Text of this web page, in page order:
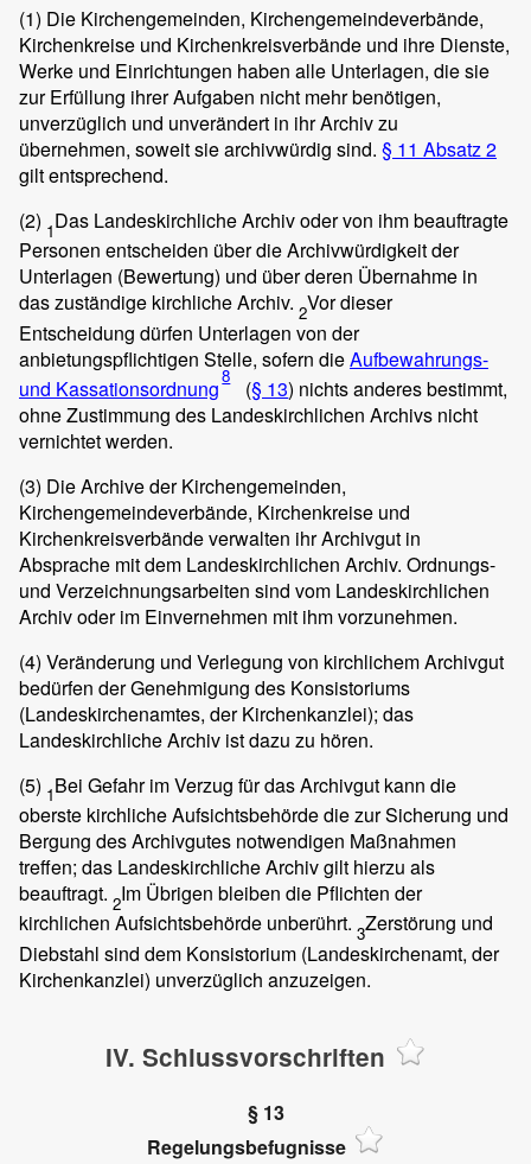
(1) Die Kirchengemeinden, Kirchengemeindeverbände,
Kirchenkreise und Kirchenkreisverbände und ihre Dienste,
Werke und Einrichtungen haben alle Unterlagen, die sie
zur Erfüllung ihrer Aufgaben nicht mehr benötigen,
unverzüglich und unverändert in ihr Archiv zu
übernehmen, soweit sie archivwürdig sind. § 11 Absatz 2
gilt entsprechend.
(2) 1Das Landeskirchliche Archiv oder von ihm beauftragte
Personen entscheiden über die Archivwürdigkeit der
Unterlagen (Bewertung) und über deren Übernahme in
das zuständige kirchliche Archiv. 2Vor dieser
Entscheidung dürfen Unterlagen von der
anbietungspflichtigen Stelle, sofern dieAufbewahrungs-
und Kassationsordnung8 (§ 13) nichts anderes bestimmt,
ohne Zustimmung des Landeskirchlichen Archivs nicht
vernichtet werden.
(3) Die Archive der Kirchengemeinden,
Kirchengemeindeverbände, Kirchenkreise und
Kirchenkreisverbände verwalten ihr Archivgut in
Absprache mit dem Landeskirchlichen Archiv. Ordnungs-
und Verzeichnungsarbeiten sind vom Landeskirchlichen
Archiv oder im Einvernehmen mit ihm vorzunehmen.
(4) Veränderung und Verlegung von kirchlichem Archivgut
bedürfen der Genehmigung des Konsistoriums
(Landeskirchenamtes, der Kirchenkanzlei); das
Landeskirchliche Archiv ist dazu zu hören.
(5) 1Bei Gefahr im Verzug für das Archivgut kann die
oberste kirchliche Aufsichtsbehörde die zur Sicherung und
Bergung des Archivgutes notwendigen Maßnahmen
treffen; das Landeskirchliche Archiv gilt hierzu als
beauftragt. 2Im Übrigen bleiben die Pflichten der
kirchlichen Aufsichtsbehörde unberührt. 3Zerstörung und
Diebstahl sind dem Konsistorium (Landeskirchenamt, der
Kirchenkanzlei) unverzüglich anzuzeigen.
IV. Schlussvorschriften
§ 13
Regelungsbefugnisse